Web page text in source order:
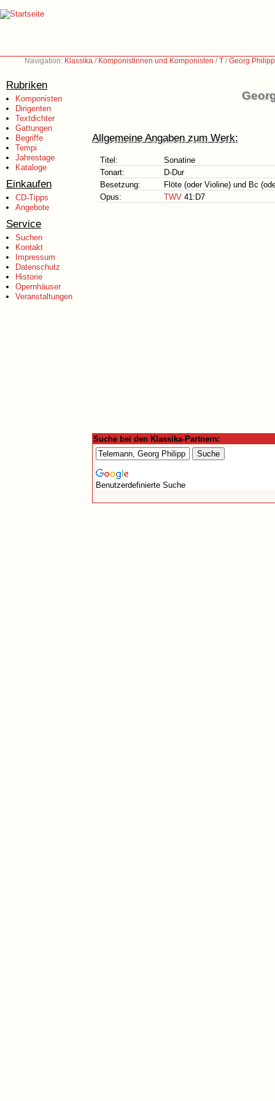
Navigation: Klassika / Komponistinnen und Komponisten /T /Georg
Rubriken
Komponisten
Dirigenten
Textdichter
Gattungen
Begriffe
Tempi
Jahrestage
Kataloge
Einkaufen
CD-Tipps
Angebote
Service
Suchen
Kontakt
Impressum
Datenschutz
Historie
Opernhäuser
Veranstaltungen
Allgemeine Angaben zum Werk:
Titel:
Sonatine
Tonart:
D-Dur
Besetzung:
Flöte (oder Violine) und Bc
Opus:
TWV 41:D7
Suche bei den Klassika-Partnern:
Benutzerdefinierte Suche